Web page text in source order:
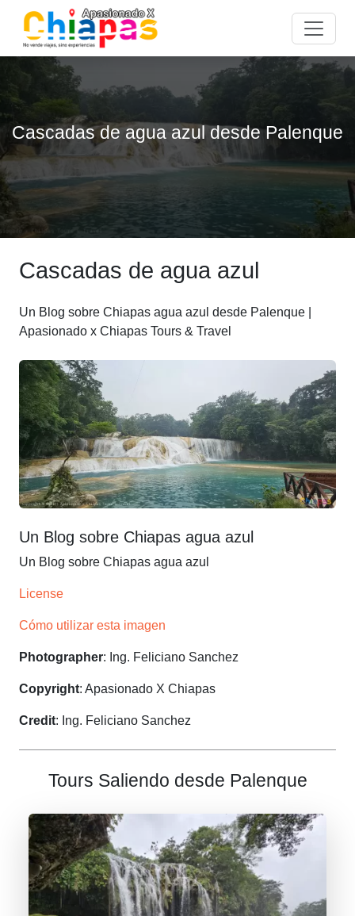
Cascadas de agua azul desde Palenque
Cascadas de agua azul
Un Blog sobre Chiapas agua azul desde Palenque |
Apasionado x Chiapas Tours & Travel
Un Blog sobre Chiapas agua azul
Un Blog sobre Chiapas agua azul
License
Cómo utilizar esta imagen
Photographer: Ing. Feliciano Sanchez
Copyright: Apasionado X Chiapas
Credit: Ing. Feliciano Sanchez
Tours Saliendo desde Palenque